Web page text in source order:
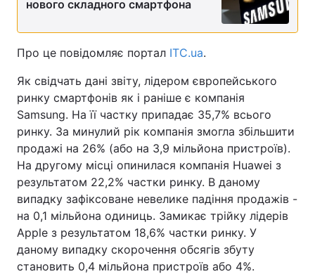
нового складного смартфона
Про це повідомляє портал ITC.ua.
Як свідчать дані звіту, лідером європейського
ринку смартфонів як і раніше є компанія
Samsung. На її частку припадає 35,7% всього
ринку. За минулий рік компанія змогла збільшити
продажі на 26% (або на 3,9 мільйона пристроїв).
На другому місці опинилася компанія Huawei з
результатом 22,2% частки ринку. В даному
випадку зафіксоване невелике падіння продажів -
на 0,1 мільйона одиниць. Замикає трійку лідерів
Apple з результатом 18,6% частки ринку. У
даному випадку скорочення обсягів збуту
становить 0,4 мільйона пристроїв або 4%.